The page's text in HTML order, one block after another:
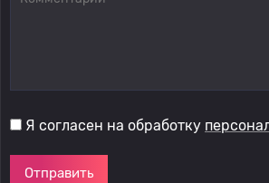
Я согласен на обработку
Отправить